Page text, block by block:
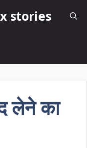
stories
लेने का